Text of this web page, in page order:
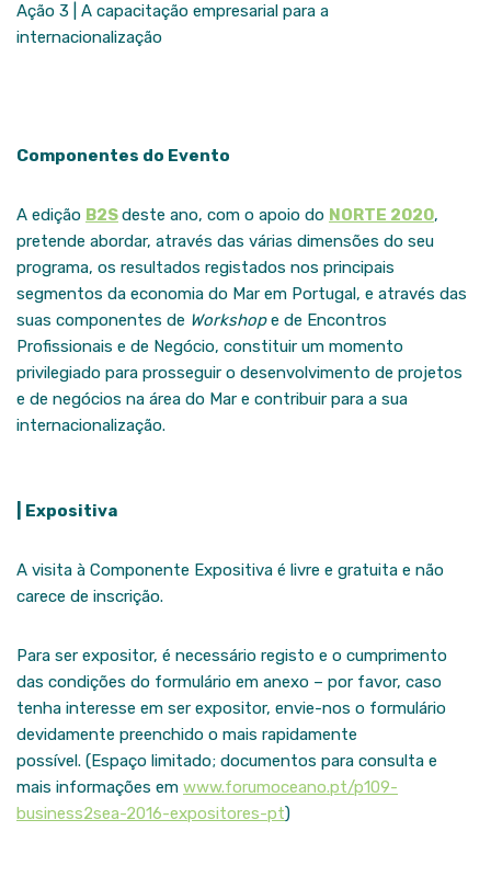
Ação 3 | A capacitação empresarial para a
internacionalização
Componentes do Evento
A edição B2Sdeste ano, com o apoio do NORTE 2020,
pretende abordar, através das várias dimensões do seu
programa, os resultados registados nos principais
segmentos da economia do Mar em Portugal, e através das
suas componentes de Workshope de Encontros
Profissionais e de Negócio, constituir um momento
privilegiado para prosseguir o desenvolvimento de projetos
e de negócios na área do Mar e contribuir para a sua
internacionalização.
| Expositiva
A visita à Componente Expositiva é livre e gratuita e não
carece de inscrição.
Para ser expositor, é necessário registo e o cumprimento
das condições do formulário em anexo – por favor, caso
tenha interesse em ser expositor, envie-nos o formulário
devidamente preenchido o mais rapidamente
possível. (Espaço limitado; documentos para consulta e
mais informações em www.forumoceano.pt/p109-
business2sea-2016-expositores-pt)